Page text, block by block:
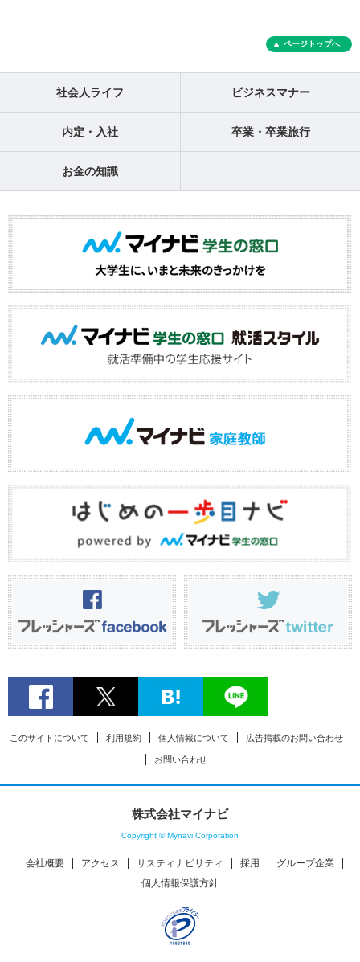
ページトップへ
社会人ライフ ビジネスマナー
内定・入社 卒業・卒業旅行
お金の知識
このサイトについて 利用規約 個人情報について 広告掲載のお問い合わせ
お問い合わせ
株式会社マイナビ
Copyright © Mynavi Corporation
会社概要 アクセス サスティナビリティ 採用
グループ企業
個人情報保護方針